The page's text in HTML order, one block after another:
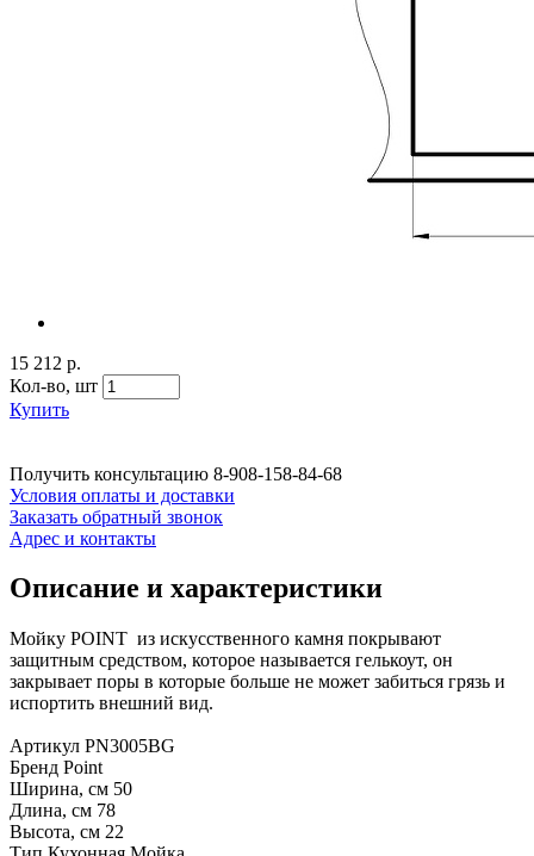
15 212 р.
Кол-во, шт
Купить
Получить консультацию 8-908-158-84-68
Условия оплаты и доставки
Заказать обратный звонок
Адрес и контакты
Описание и характеристики
Мойку POINT из искусственного камня покрывают
защитным средством, которое называется гелькоут, он
закрывает поры в которые больше не может забиться грязь и
испортить внешний вид.
Артикул PN3005BG
Бренд Point
Ширина, см 50
Длина, см 78
Высота, см 22